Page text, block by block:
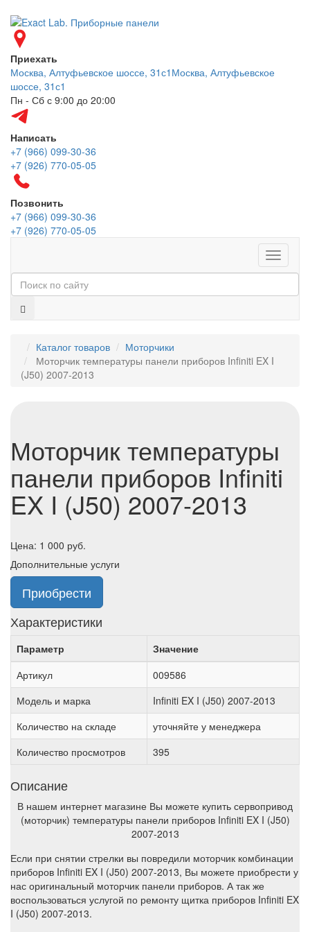
Приехать
Москва, Алтуфьевское шоссе, 31с1 Москва, Алтуфьевское
шоссе, 31с1
Пн - Сб с 9:00 до 20:00
Написать
+7 (966) 099-30-36
+7 (926) 770-05-05
Позвонить
+7 (966) 099-30-36
+7 (926) 770-05-05
Меню
Каталог товаров
Моторчики
Моторчик температуры панели приборов Infiniti EX I
(J50) 2007-2013
Моторчик температуры
панели приборов Infiniti
EX I (J50) 2007-2013
Цена: 1 000 руб.
Дополнительные услуги
Приобрести
Характеристики
Параметр
Значение
Артикул
009586
Модель и марка
Infiniti EX I (J50) 2007-2013
Количество на складе
уточняйте у менеджера
Количество просмотров
395
Описание
В нашем интернет магазине Вы можете купить сервопривод
(моторчик) температуры панели приборов Infiniti EX I (J50)
2007-2013
Если при снятии стрелки вы повредили моторчик комбинации
приборов Infiniti EX I (J50) 2007-2013, Вы можете приобрести у
нас оригинальный моторчик панели приборов. А так же
воспользоваться услугой по ремонту щитка приборов Infiniti EX
I (J50) 2007-2013.